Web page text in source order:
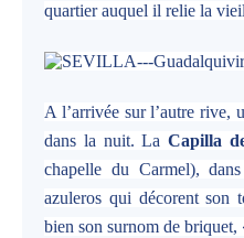
quartier auquel il relie la
A l’arrivée sur l’autre rive,
dans la nuit. LaCapilla
chapelle du Carmel),
azuleros qui décorent son
bien son surnom de briquet,